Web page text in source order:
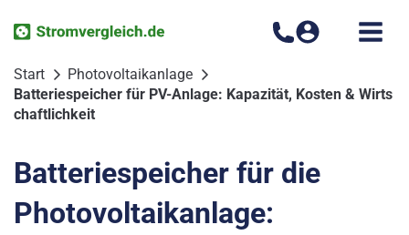
Inhalt
Start
Photovoltaikanlage
Batteriespeicher für PV-Anlage: Kapazität, Kosten & Wirts
chaftlichkeit
Batteriespeicher für die
Photovoltaikanlage: